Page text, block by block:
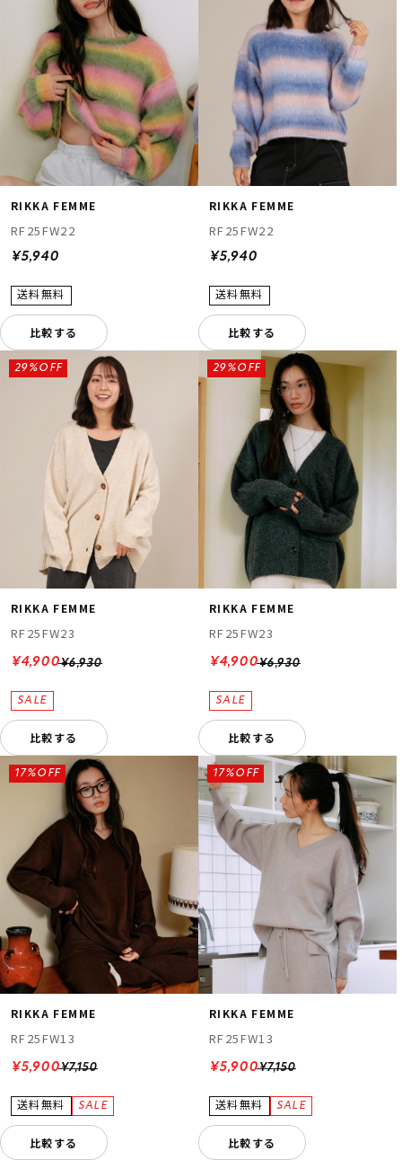
RIKKA FEMME
RF25FW22
¥5,940
比較する
RIKKA FEMME
RF25FW22
¥5,940
比較する
RIKKA FEMME
RF25FW23
¥6,930
29%OFF
¥4,900
比較する
RIKKA FEMME
RF25FW23
¥6,930
29%OFF
¥4,900
比較する
RIKKA FEMME
RF25FW13
¥7,150
17%OFF
¥5,900
比較する
RIKKA FEMME
RF25FW13
¥7,150
17%OFF
¥5,900
比較する